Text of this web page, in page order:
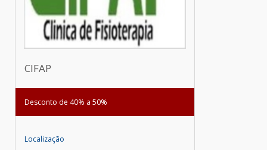
CIFAP
Desconto de 40% a 50%
Localização